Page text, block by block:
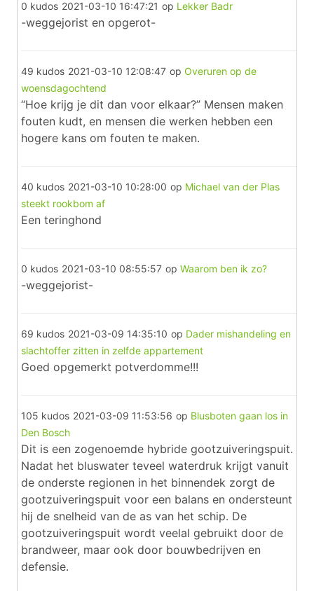
0 kudos 2021-03-10 16:47:21 op Lekker Badr
-weggejorist en opgerot-
49 kudos 2021-03-10 12:08:47 op Overuren op de
woensdagochtend
“Hoe krijg je dit dan voor elkaar?” Mensen maken
fouten kudt, en mensen die werken hebben een
hogere kans om fouten te maken.
40 kudos 2021-03-10 10:28:00 op Michael van der Plas
steekt rookbom af
Een teringhond
0 kudos 2021-03-10 08:55:57 op Waarom ben ik zo?
-weggejorist-
69 kudos 2021-03-09 14:35:10 op Dader mishandeling en
slachtoffer zitten in zelfde appartement
Goed opgemerkt potverdomme!!!
105 kudos 2021-03-09 11:53:56 op Blusboten gaan los in
Den Bosch
Dit is een zogenoemde hybride gootzuiveringspuit.
Nadat het bluswater teveel waterdruk krijgt vanuit
de onderste regionen in het binnendek zorgt de
gootzuiveringspuit voor een balans en ondersteunt
hij de snelheid van de as van het schip. De
gootzuiveringspuit wordt veelal gebruikt door de
brandweer, maar ook door bouwbedrijven en
defensie.